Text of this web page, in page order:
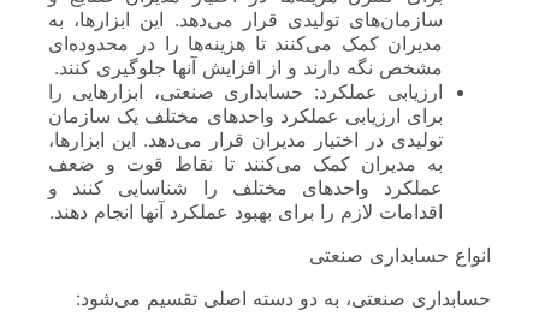
سازمان‌های تولیدی قرار می‌دهد. این ابزارها، به
مدیران کمک می‌کنند تا هزینه‌ها را در محدوده‌ای
مشخص نگه دارند و از افزایش آنها جلوگیری کنند.
ارزیابی عملکرد: حسابداری صنعتی، ابزارهایی را
برای ارزیابی عملکرد واحدهای مختلف یک سازمان
تولیدی در اختیار مدیران قرار می‌دهد. این ابزارها،
به مدیران کمک می‌کنند تا نقاط قوت و ضعف
عملکرد واحدهای مختلف را شناسایی کنند و
اقدامات لازم را برای بهبود عملکرد آنها انجام دهند.
انواع حسابداری صنعتی
حسابداری صنعتی، به دو دسته اصلی تقسیم می‌شود: